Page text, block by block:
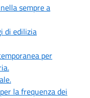
sempre a
di edilizia
per
la frequenza dei